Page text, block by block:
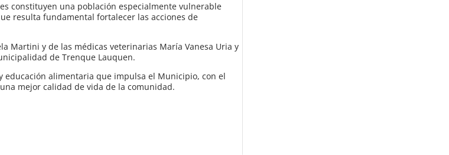
constituyen una población especialmente vulnerable
resulta fundamental fortalecer las acciones de
Martini y de las médicas veterinarias María Vanesa Uria y
de Trenque Lauquen.
educación alimentaria que impulsa el Municipio, con el
mejor calidad de vida de la comunidad.